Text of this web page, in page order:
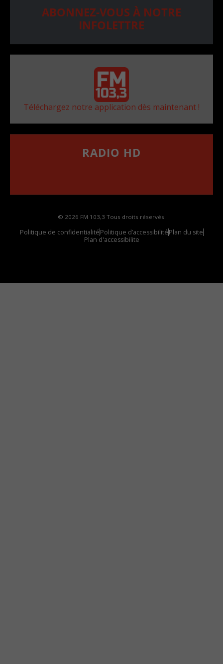
ABONNEZ-VOUS À NOTRE
INFOLETTRE
Téléchargez notre application dès maintenant !
RADIO HD
© 2026 FM 103,3 Tous droits réservés.
Politique de confidentialitéPolitique d’accessibilitéPlan du site
Plan d'accessibilite